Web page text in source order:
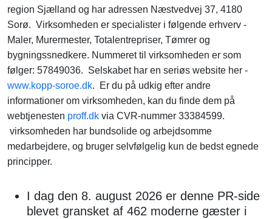
region Sjælland og har adressen Næstvedvej 37, 4180
Sorø. Virksomheden er specialister i følgende erhverv -
Maler, Murermester, Totalentrepriser, Tømrer og
bygningssnedkere. Nummeret til virksomheden er som
følger: 57849036. Selskabet har en seriøs website her -
www.kopp-soroe.dk. Er du på udkig efter andre
informationer om virksomheden, kan du finde dem på
webtjenesten proff.dk via CVR-nummer 33384599.
virksomheden har bundsolide og arbejdsomme
medarbejdere, og bruger selvfølgelig kun de bedst egnede
principper.
I dag den 8. august 2026 er denne PR-side
blevet gransket af 462 moderne gæster i